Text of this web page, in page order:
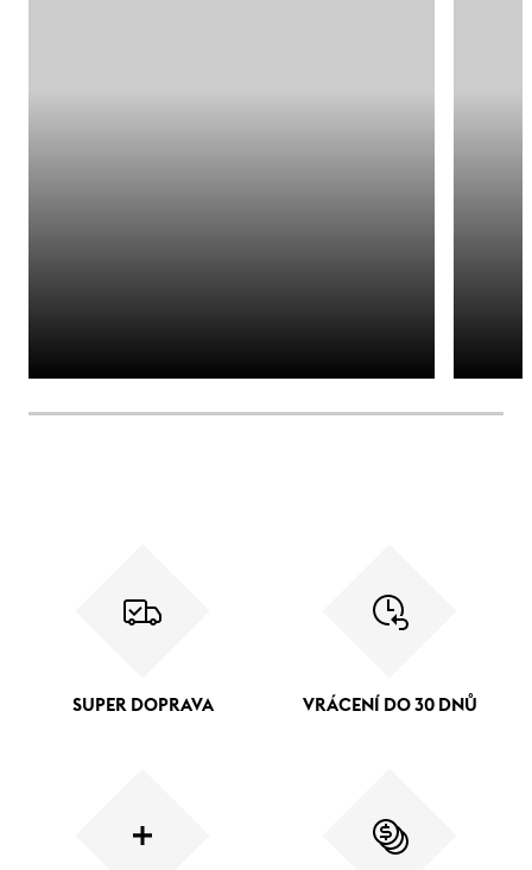
SUPER DOPRAVA VRÁCENÍ DO 30 DNŮ